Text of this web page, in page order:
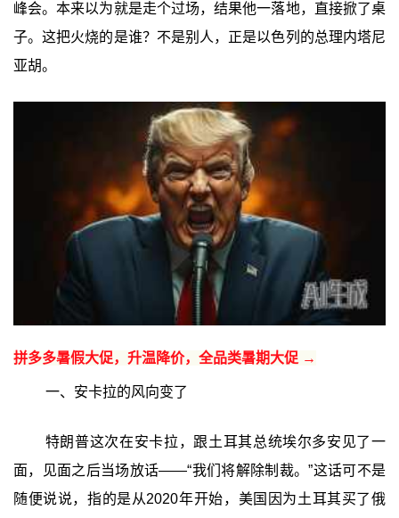
峰会。本来以为就是走个过场，结果他一落地，直接掀了桌
子。这把火烧的是谁？不是别人，正是以色列的总理内塔尼
亚胡。
拼多多暑假大促，升温降价，全品类暑期大促 →
一、安卡拉的风向变了
特朗普这次在安卡拉，跟土耳其总统埃尔多安见了一
面，见面之后当场放话——“我们将解除制裁。”这话可不是
随便说说，指的是从2020年开始，美国因为土耳其买了俄